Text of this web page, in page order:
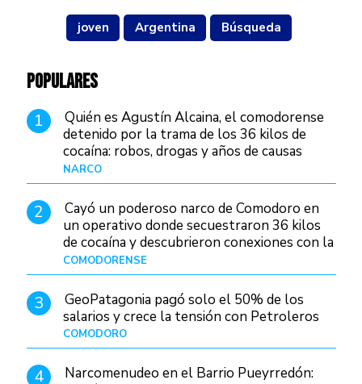
joven Argentina Búsqueda
POPULARES
1
Quién es Agustín Alcaina, el comodorense
detenido por la trama de los 36 kilos de
cocaína: robos, drogas y años de causas
judiciales
NARCO
2
Cayó un poderoso narco de Comodoro en
un operativo donde secuestraron 36 kilos
de cocaína y descubrieron conexiones con la
Patagonia
COMODORENSE
3
GeoPatagonia pagó solo el 50% de los
salarios y crece la tensión con Petroleros
COMODORO
4
Narcomenudeo en el Barrio Pueyrredón: